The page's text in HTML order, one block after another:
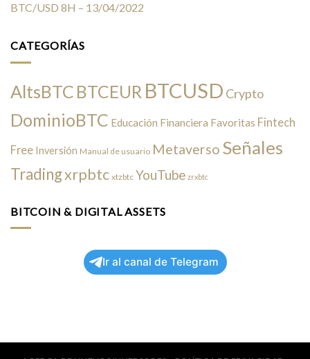
BTC/USD 8H – 13/04/2022
CATEGORÍAS
AltsBTC BTCEUR BTCUSD Crypto
DominioBTC Educación Financiera Favoritas Fintech
Free Inversión Manual de usuario Metaverso Señales
Tradingxrpbtc xtzbtc YouTube zrxbtc
BITCOIN & DIGITAL ASSETS
Ir al canal de Telegram